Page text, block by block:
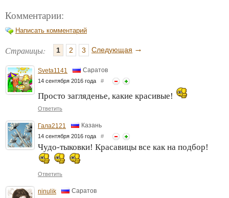
Комментарии:
Написать комментарий
Страницы: 1 2 3 Следующая →
Sveta1141 Саратов
14 сентября 2016 года #
Просто загляденье, какие красивые!
Ответить
Гала2121 Казань
14 сентября 2016 года #
Чудо-тыковки! Красавицы все как на подбор!
Ответить
ninulik Саратов